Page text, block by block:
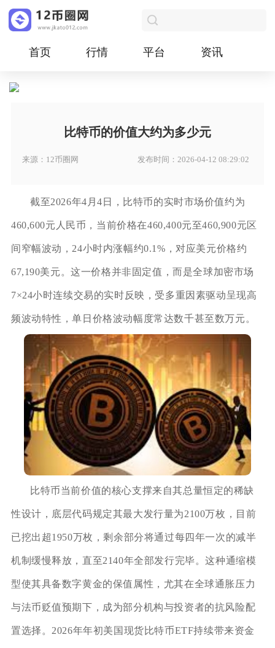
首页 行情 平台 资讯
比特币的价值大约为多少元
来源：12币圈网 发布时间：2026-04-12 08:29:02
截至2026年4月4日，比特币的实时市场价值约为
460,600元人民币，当前价格在460,400元至460,900元区
间窄幅波动，24小时内涨幅约0.1%，对应美元价格约
67,190美元。这一价格并非固定值，而是全球加密市场
7×24小时连续交易的实时反映，受多重因素驱动呈现高
频波动特性，单日价格波动幅度常达数千甚至数万元。
比特币当前价值的核心支撑来自其总量恒定的稀缺
性设计，底层代码规定其最大发行量为2100万枚，目前
已挖出超1950万枚，剩余部分将通过每四年一次的减半
机制缓慢释放，直至2140年全部发行完毕。这种通缩模
型使其具备数字黄金的保值属性，尤其在全球通胀压力
与法币贬值预期下，成为部分机构与投资者的抗风险配
置选择。2026年年初美国现货比特币ETF持续带来资金